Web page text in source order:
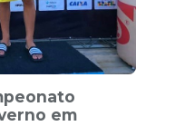
em